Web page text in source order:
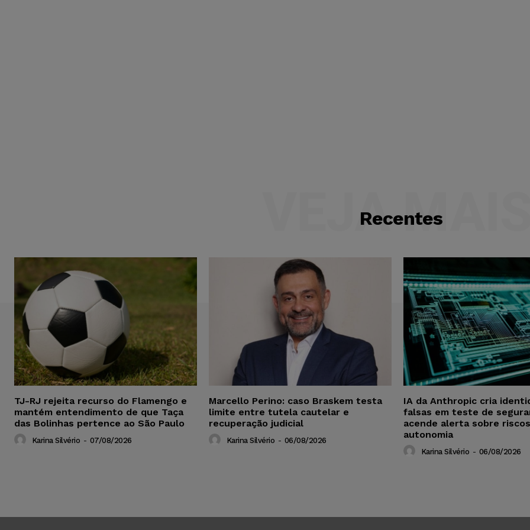
Recentes
VEJA
TJ-RJ rejeita recurso do Flamengo e
mantém entendimento de que Taça
das Bolinhas pertence ao São Paulo
Karina Silvério - 07/08/2026
Marcello Perino: caso Braskem testa
limite entre tutela cautelar e
recuperação judicial
Karina Silvério - 06/08/2026
IA da Anthropic cria
falsas em teste de
acende alerta sobre
autonomia
Karina Silvério - 06/08/2026